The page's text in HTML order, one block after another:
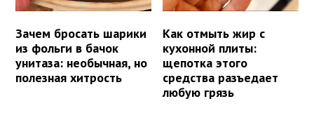
Зачем бросать шарики
из фольги в бачок
унитаза: необычная, но
полезная хитрость
Как отмыть жир с
кухонной плиты:
щепотка этого
средства разъедает
любую грязь